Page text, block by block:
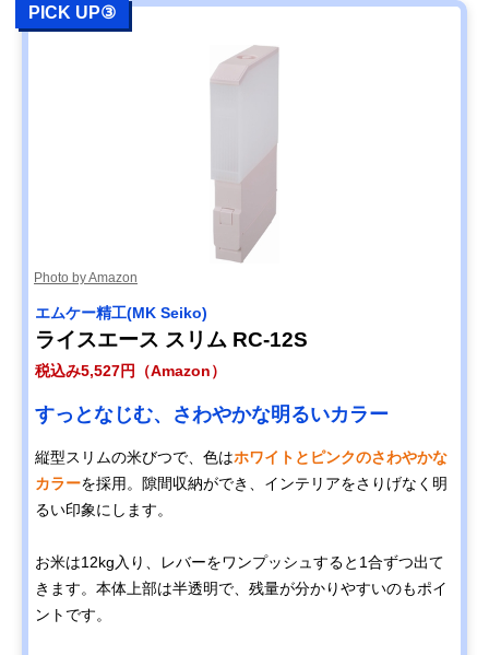
PICK UP③
Photo by Amazon
エムケー精工(MK Seiko)
ライスエース スリム RC-12S
税込み5,527円（Amazon）
すっとなじむ、さわやかな明るいカラー
縦型スリムの米びつで、色はホワイトとピンクのさわやかな
カラーを採用。隙間収納ができ、インテリアをさりげなく明
るい印象にします。
お米は12kg入り、レバーをワンプッシュすると1合ずつ出て
きます。本体上部は半透明で、残量が分かりやすいのもポイ
ントです。